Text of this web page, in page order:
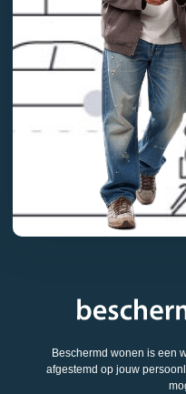
Beschermd wonen is een
afgestemd op jouw